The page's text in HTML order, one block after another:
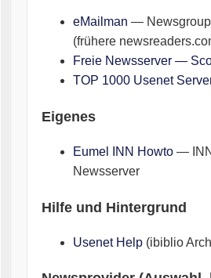
eMailman —
(frühere
Freie Newsserver —
TOP 1000 Usenet
Eigenes
Eumel INN Howto —
Newsserver
Hilfe und Hintergrund
Usenet Help (ibiblio